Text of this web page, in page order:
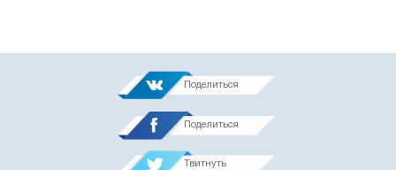
Поделиться
Поделиться
Твитнуть